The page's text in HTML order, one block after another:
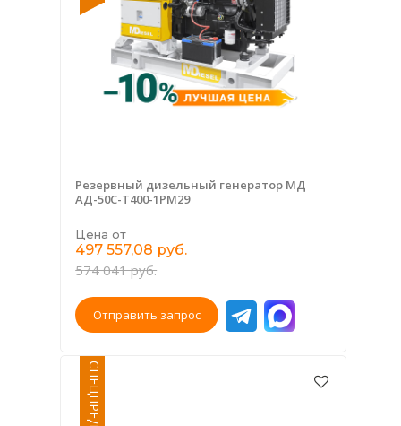
Резервный дизельный генератор МД
АД-50С-Т400-1РМ29
Цена от
497 557,08 руб.
574 041 руб.
Отправить запрос